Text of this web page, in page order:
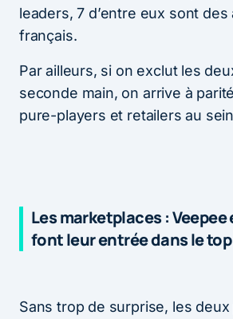
leaders, 7 d’entre eux sont des
français.
Par ailleurs, si on exclut les
seconde main, on arrive à
pure-players et retailers au
Les marketplaces :
font leur entrée dans le top
Sans trop de surprise, les